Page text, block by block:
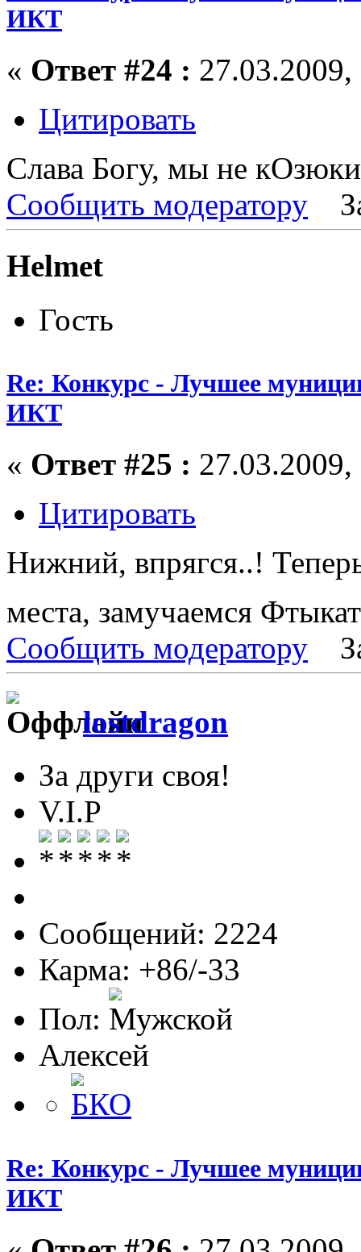
ИКТ
« Ответ #24 :
Цитировать
Слава Богу, мы не
Сообщить модератору
Helmet
Гость
Re: Конкурс - Лучшее
ИКТ
« Ответ #25 :
Цитировать
Нижний, впрягся..!
места, замучаемся
Сообщить модератору
lostdragon
За други своя!
V.I.P
Сообщений: 2224
Карма: +86/-33
Пол:
Алексей
Re: Конкурс - Лучшее
ИКТ